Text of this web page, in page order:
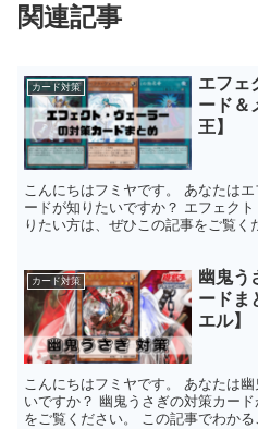
関連記事
カード対策
エフェ
ード＆
王】
こんにちはフミヤです。 あなたは
ードが知りたいですか？ エフェク
りたい方は、ぜひこの記事をご覧
カード対策
幽鬼う
ードま
エル】
こんにちはフミヤです。 あなたは
いですか？ 幽鬼うさぎの対策カー
をご覧ください。 この記事でわか